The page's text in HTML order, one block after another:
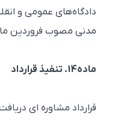
دادگاه‌های عمومی و انقلاب
مدنی مصوب فروردین ماه ۱۳۷۹ خواهد بود.
ماده14. تنفیذ قرارداد
قرارداد مشاوره ای دریافت